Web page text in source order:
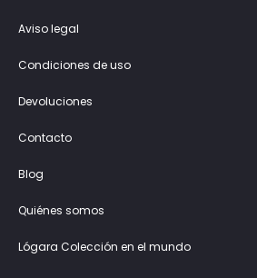
Aviso legal
Condiciones de uso
Devoluciones
Contacto
Blog
Quiénes somos
Lógara Colección en el mundo